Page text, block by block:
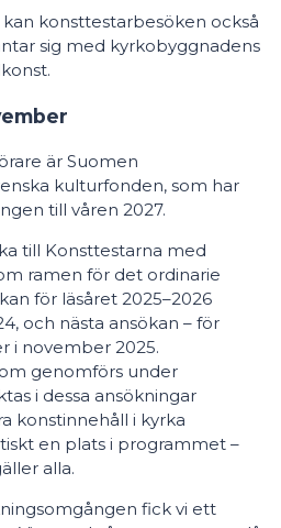
konsttestarbesöken också
sig med kyrkobyggnadens
är Suomen
kulturfonden, som har
till våren 2027.
till Konsttestarna med
ramen för det ordinarie
för läsåret 2025–2026
och nästa ansökan – för
i november 2025.
genomförs under
i dessa ansökningar
konstinnehåll i kyrka
en plats i programmet –
alla.
fick vi ett